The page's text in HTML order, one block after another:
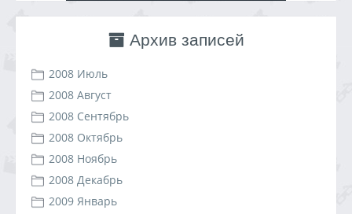
Архив записей
2008 Июль
2008 Август
2008 Сентябрь
2008 Октябрь
2008 Ноябрь
2008 Декабрь
2009 Январь